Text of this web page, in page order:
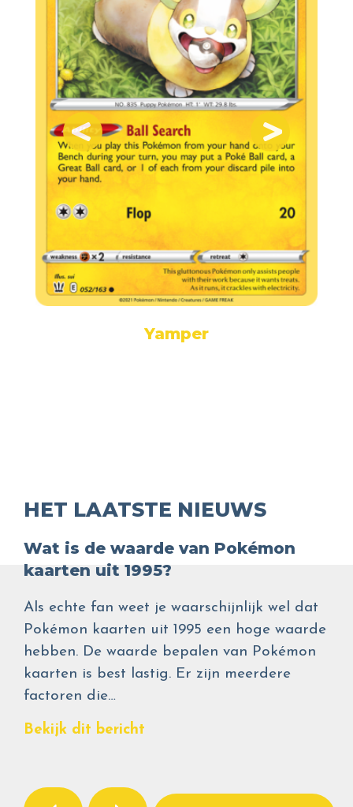
Yamper
HET LAATSTE NIEUWS
Wat is de waarde van Pokémon
kaarten uit 1995?
Als echte fan weet je waarschijnlijk wel dat
Pokémon kaarten uit 1995 een hoge waarde
hebben. De waarde bepalen van Pokémon
kaarten is best lastig. Er zijn meerdere
factoren die…
Bekijk dit bericht